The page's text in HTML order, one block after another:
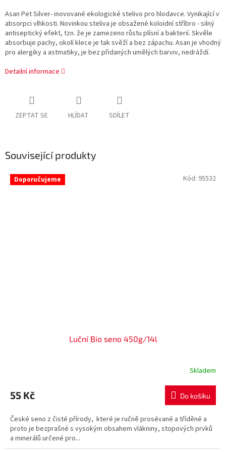
Asan Pet Silver- inovované ekologické stelivo pro hlodavce. Vynikající v
absorpci vlhkosti. Novinkou steliva je obsažené koloidní stříbro - silný
antiseptický efekt, tzn. že je zamezeno růstu plísní a bakterií. Skvěle
absorbuje pachy, okolí klece je tak svěží a bez zápachu. Asan je vhodný
pro alergiky a astmatiky, je bez přidaných umělých barviv, nedráždí.
Detailní informace
ZEPTAT SE HLÍDAT SDÍLET
Související produkty
Doporučujeme
Luční Bio seno 450g/14l
Skladem
55 Kč Do košíku
České seno z čisté přírody, které je ručně prosévané a tříděné a
proto je bezprašné s vysokým obsahem vlákniny, stopových prvků
a minerálů určené pro...
Kód: 95532